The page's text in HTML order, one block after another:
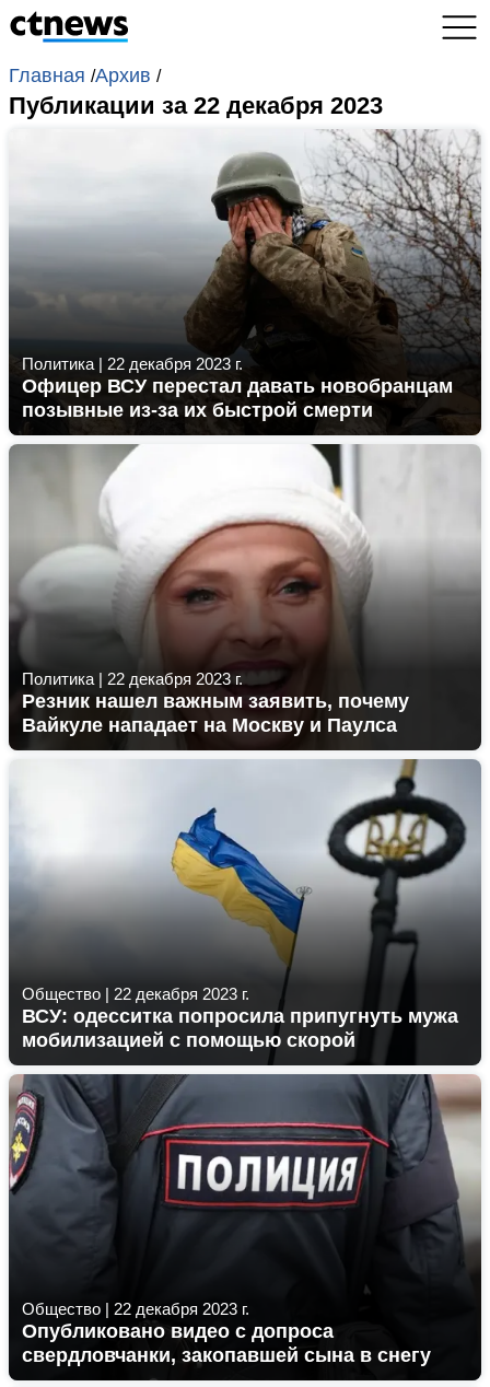
Главная /Архив /
Публикации за 22 декабря 2023
Политика | 22 декабря 2023 г.
Офицер ВСУ перестал давать новобранцам
позывные из-за их быстрой смерти
Политика | 22 декабря 2023 г.
Резник нашел важным заявить, почему
Вайкуле нападает на Москву и Паулса
Общество | 22 декабря 2023 г.
ВСУ: одесситка попросила припугнуть мужа
мобилизацией с помощью скорой
Общество | 22 декабря 2023 г.
Опубликовано видео с допроса
свердловчанки, закопавшей сына в снегу